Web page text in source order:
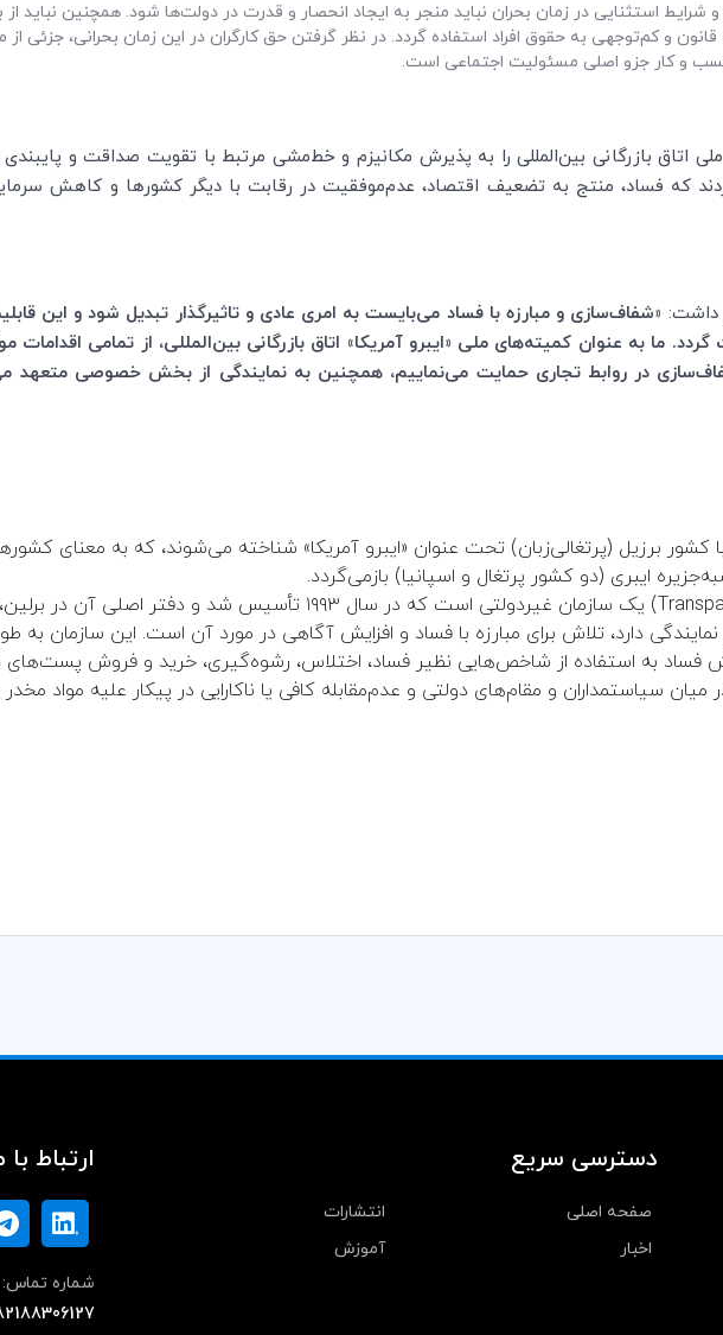
استثنایی در زمان بحران نباید منجر به ایجاد انحصار و قدرت در دولت‌ها شود. همچنین نباید از
و کم‌توجهی به حقوق افراد استفاده گردد. در نظر گرفتن حق کارگران در این زمان بحرانی، جزئی از
و کار جزو اصلی مسئولیت اجتماعی است.
اتاق بازرگانی بین‌المللی را به پذیرش مکانیزم و خط‌مشی مرتبط با تقویت صداقت و پایبندی
که فساد، منتج به تضعیف اقتصاد، عدم‌موفقیت در رقابت با دیگر کشورها و کاهش
داشت: «شفاف­‌سازی و مبارزه با فساد می­‌بایست به امری عادی و تاثیرگذار تبدیل شود و این
ما به عنوان کمیته‌های ملی «ایبرو آمریکا» اتاق بازرگانی بین‌المللی، از تمامی اقدامات
در روابط تجاری حمایت می‌­نماییم، همچنین به نمایندگی از بخش خصوصی متعهد
کشور برزیل (پرتغالی‌زبان) تحت عنوان «ایبرو آمریکا» شناخته می‌شوند، که به معنای
ایبری (دو کشور پرتغال و اسپانیا) بازمی‌گردد.
) یک سازمان غیردولتی است که در سال ۱۹۹۳ تأسیس شد و دفتر اصلی آن
سازمان که در حدود ۱۰۰ کشور نمایندگی دارد، تلاش برای مبارزه با فساد و افزایش آگاهی در مورد آن است. این سازمان
به استفاده از شاخص‌هایی نظیر فساد، اختلاس، رشوه‌گیری، خرید و فروش پست‌های
سیاستمداران و مقام‌های دولتی و عدم‌مقابله کافی یا ناکارایی در پیکار علیه مواد
دسترسی سریع
صفحه اصلی
انتشارات
اخبار
آموزش
ارتباط با
شماره تماس: